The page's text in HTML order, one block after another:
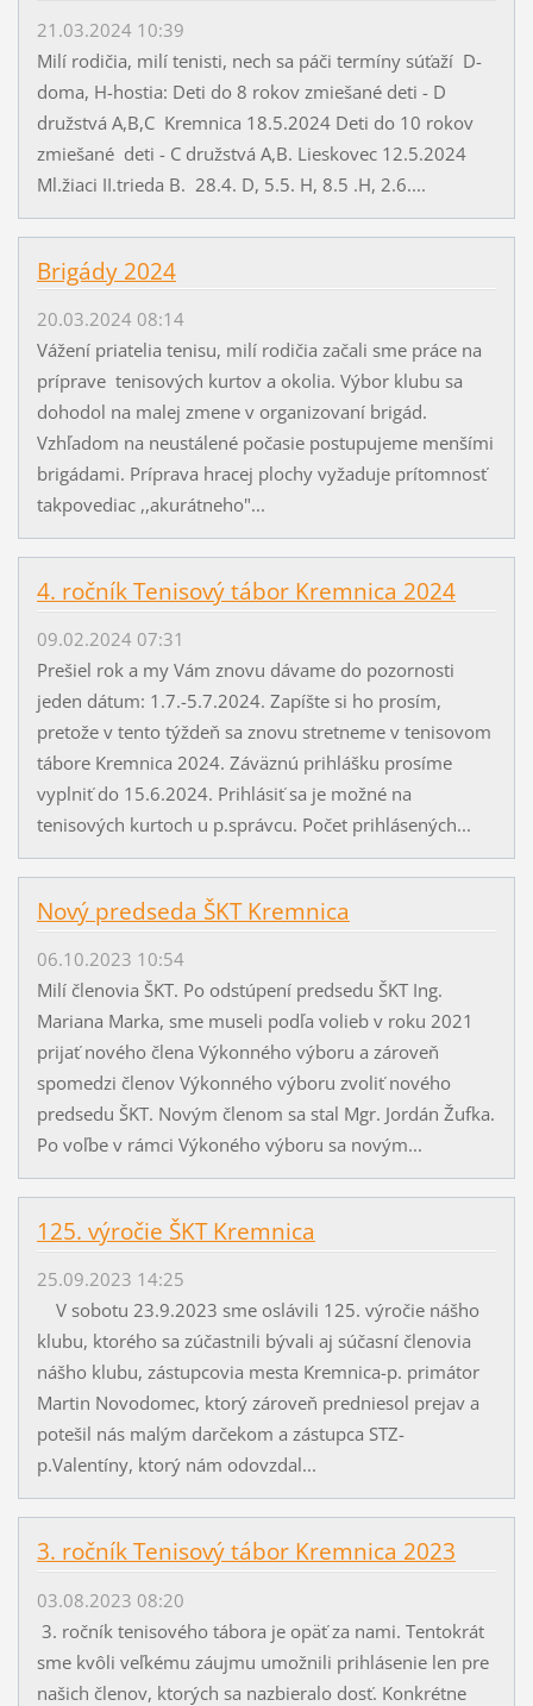
21.03.2024 10:39
Milí rodičia, milí tenisti, nech sa páči termíny súťaží D-
doma, H-hostia: Deti do 8 rokov zmiešané deti - D
družstvá A,B,C Kremnica 18.5.2024 Deti do 10 rokov
zmiešané deti - C družstvá A,B. Lieskovec 12.5.2024
Ml.žiaci II.trieda B. 28.4. D, 5.5. H, 8.5 .H, 2.6....
Brigády 2024
20.03.2024 08:14
Vážení priatelia tenisu, milí rodičia začali sme práce na
príprave tenisových kurtov a okolia. Výbor klubu sa
dohodol na malej zmene v organizovaní brigád.
Vzhľadom na neustálené počasie postupujeme menšími
brigádami. Príprava hracej plochy vyžaduje prítomnosť
takpovediac ,,akurátneho"...
4. ročník Tenisový tábor Kremnica 2024
09.02.2024 07:31
Prešiel rok a my Vám znovu dávame do pozornosti
jeden dátum: 1.7.-5.7.2024. Zapíšte si ho prosím,
pretože v tento týždeň sa znovu stretneme v tenisovom
tábore Kremnica 2024. Záväznú prihlášku prosíme
vyplniť do 15.6.2024. Prihlásiť sa je možné na
tenisových kurtoch u p.správcu. Počet prihlásených...
Nový predseda ŠKT Kremnica
06.10.2023 10:54
Milí členovia ŠKT. Po odstúpení predsedu ŠKT Ing.
Mariana Marka, sme museli podľa volieb v roku 2021
prijať nového člena Výkonného výboru a zároveň
spomedzi členov Výkonného výboru zvoliť nového
predsedu ŠKT. Novým členom sa stal Mgr. Jordán Žufka.
Po voľbe v rámci Výkoného výboru sa novým...
125. výročie ŠKT Kremnica
25.09.2023 14:25
V sobotu 23.9.2023 sme oslávili 125. výročie nášho
klubu, ktorého sa zúčastnili bývali aj súčasní členovia
nášho klubu, zástupcovia mesta Kremnica-p. primátor
Martin Novodomec, ktorý zároveň predniesol prejav a
potešil nás malým darčekom a zástupca STZ-
p.Valentíny, ktorý nám odovzdal...
3. ročník Tenisový tábor Kremnica 2023
03.08.2023 08:20
3. ročník tenisového tábora je opäť za nami. Tentokrát
sme kvôli veľkému záujmu umožnili prihlásenie len pre
našich členov, ktorých sa nazbieralo dosť. Konkrétne